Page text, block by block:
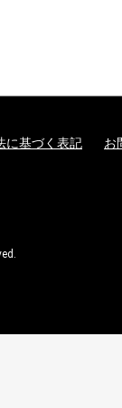
に基づく表記 お